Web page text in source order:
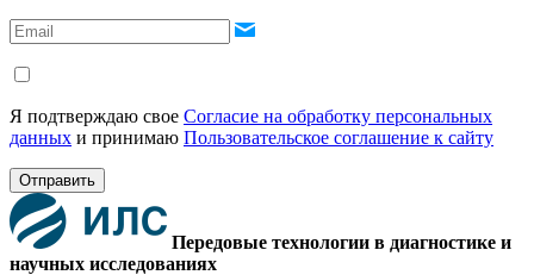
Я подтверждаю свое Согласие на обработку персональных
данных и принимаю Пользовательское соглашение к сайту
Отправить
Передовые технологии в диагностике и
научных исследованиях